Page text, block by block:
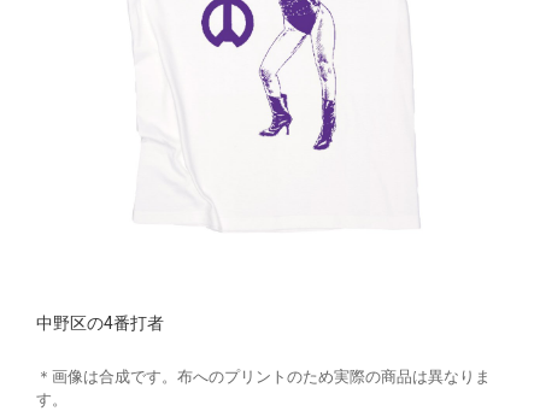
中野区の4番打者
＊画像は合成です。布へのプリントのため実際の商品は異なりま
す。